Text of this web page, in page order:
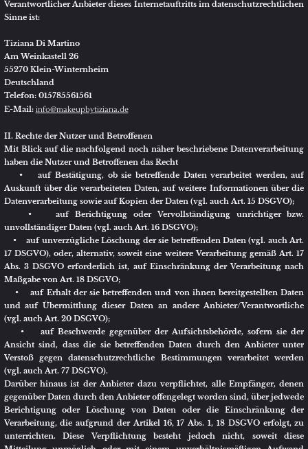
• auf Berichtigung oder Vervollständigung unrichtiger bzw.
unvollständiger Daten (vgl. auch Art. 16 DSGVO);
Abs. 3 DSGVO erforderlich ist, auf Einschränkung der Verarbeitung nach
Maßgabe von Art. 18 DSGVO;
und auf Übermittlung dieser Daten an andere Anbieter/Verantwortliche
(vgl. auch Art. 20 DSGVO);
Ansicht sind, dass die sie betreffenden Daten durch den Anbieter unter
Verstoß gegen datenschutzrechtliche Bestimmungen verarbeitet werden
gegenüber Daten durch den Anbieter offengelegt worden sind, über jedwede
Berichtigung oder Löschung von Daten oder die Einschränkung der
Verarbeitung, die aufgrund der Artikel 16, 17 Abs. 1, 18 DSGVO erfolgt, zu
unterrichten. Diese Verpflichtung besteht jedoch nicht, soweit diese
Mitteilung unmöglich oder mit einem unverhältnismäßigen Aufwand
verbunden ist. Unbeschadet dessen hat der Nutzer ein Recht auf Auskunft
über diese Empfänger.
Ebenfalls haben die Nutzer und Betroffenen nach Art. 21 DSGVO das Recht
auf Widerspruch gegen die künftige Verarbeitung der sie betreffenden
Daten, sofern die Daten durch den Anbieter nach Maßgabe von Art. 6 Abs. 1
lit. f) DSGVO verarbeitet werden. Insbesondere ist ein Widerspruch gegen
die Datenverarbeitung zum Zwecke der Direktwerbung statthaft.
III. Informationen zur Datenverarbeitung
Ihre bei Nutzung unseres Internetauftritts verarbeiteten Daten werden
gelöscht oder gesperrt, sobald der Zweck der Speicherung entfällt, der
Löschung der Daten keine gesetzlichen Aufbewahrungspflichten
entgegenstehen und nachfolgend keine anderslautenden Angaben zu
einzelnen Verarbeitungsverfahren gemacht werden.
Serverdaten
Aus technischen Gründen, insbesondere zur Gewährleistung eines sicheren
und stabilen Internetauftritts, werden Daten durch Ihren Internet-Browser
an uns bzw. an unseren Webspace-Provider übermittelt. Mit diesen sog.
Server-Logfiles werden u.a. Typ und Version Ihres Internetbrowsers, das
Betriebssystem, die Website, von der aus Sie auf unseren Internetauftritt
gewechselt haben (Referrer URL), die Website(s) unseres Internetauftritts,
die Sie besuchen, Datum und Uhrzeit des jeweiligen Zugriffs sowie die IP-
Adresse des Internetanschlusses, von dem aus die Nutzung unseres
Internetauftritts erfolgt, erhoben.
Diese so erhobenen Daten werden vorrübergehend gespeichert, dies jedoch
nicht gemeinsam mit anderen Daten von Ihnen.
Diese Speicherung erfolgt auf der Rechtsgrundlage von Art. 6 Abs. 1 lit. f)
DSGVO. Unser berechtigtes Interesse liegt in der Verbesserung, Stabilität,
Funktionalität und Sicherheit unseres Internetauftritts.
Die Daten werden spätestens nach sieben Tage wieder gelöscht, soweit keine